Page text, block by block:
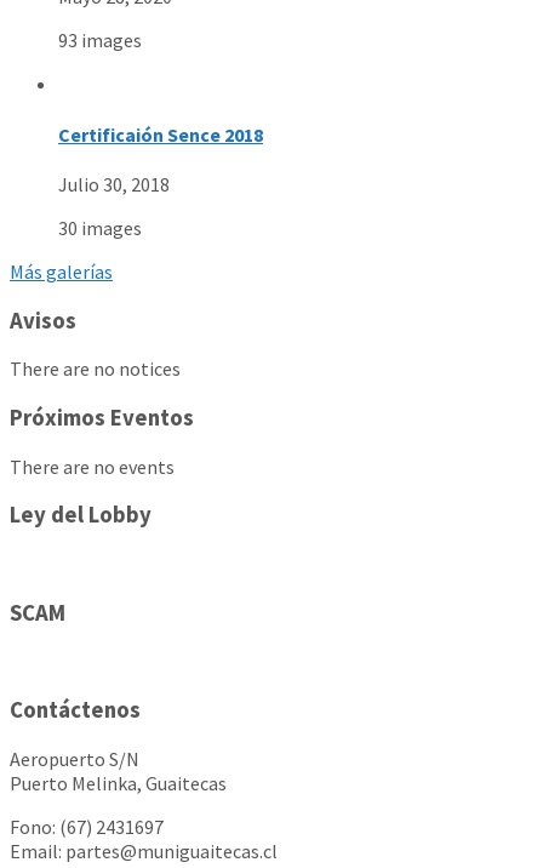
93 images
Certificaión Sence 2018
Julio 30, 2018
30 images
Más galerías
Avisos
There are no notices
Próximos Eventos
There are no events
Ley del Lobby
SCAM
Contáctenos
Aeropuerto S/N
Puerto Melinka, Guaitecas
Fono: (67) 2431697
Email: partes@muniguaitecas.cl